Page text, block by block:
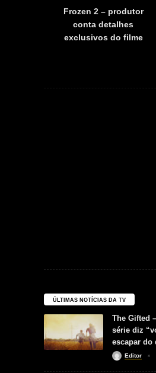
Frozen 2 – produtor
conta detalhes
exclusivos do filme
ÚLTIMAS NOTÍCIAS DA TV
The Gifted
série diz
escapar do
Editor